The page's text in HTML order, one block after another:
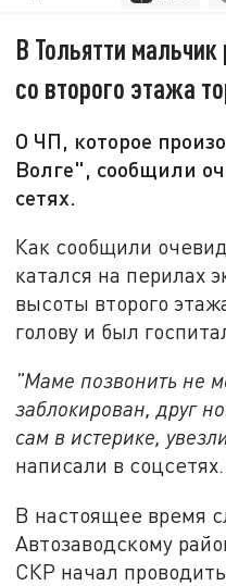
В Тольятти
со второго этажа
О ЧП, которое
Волге", сообщили
сетях.
Как сообщили
катался на перилах
высоты второго
голову и был
"Маме позвонить не
заблокирован, друг
сам в истерике,
написали в соцсетях.
В настоящее время
Автозаводскому
СКР начал